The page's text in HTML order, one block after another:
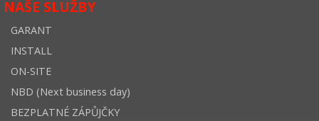
NAŠE SLUŽBY
GARANT
INSTALL
ON-SITE
NBD (Next business day)
BEZPLATNÉ ZÁPŮJČKY